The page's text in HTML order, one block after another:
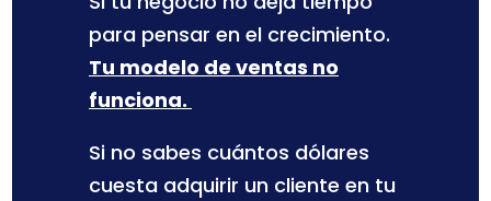
para pensar en el crecimiento.
Tu modelo de ventas no
funciona.
Si no sabes cuántos dólares
cuesta adquirir un cliente en tu